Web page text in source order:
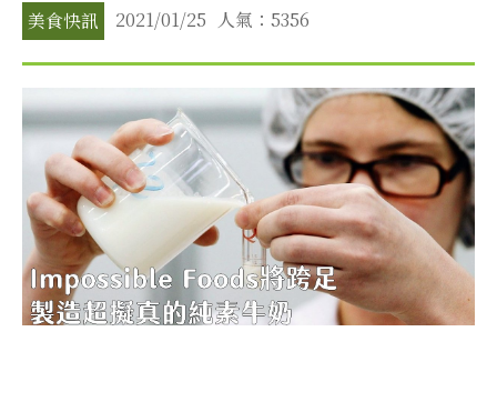
美食快訊 2021/01/25 人氣：5356